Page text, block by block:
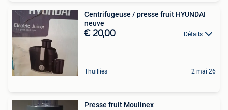
Centrifugeuse / presse fruit HYUNDAI
neuve
€ 20,00 Détails
Thuillies 2 mai 26
Presse fruit Moulinex